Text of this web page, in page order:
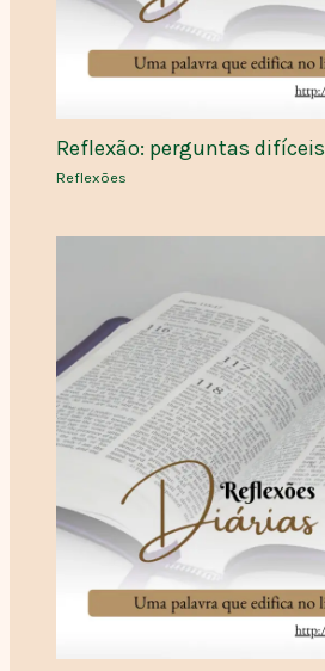
Reflexão: perguntas difíceis
Reflexões